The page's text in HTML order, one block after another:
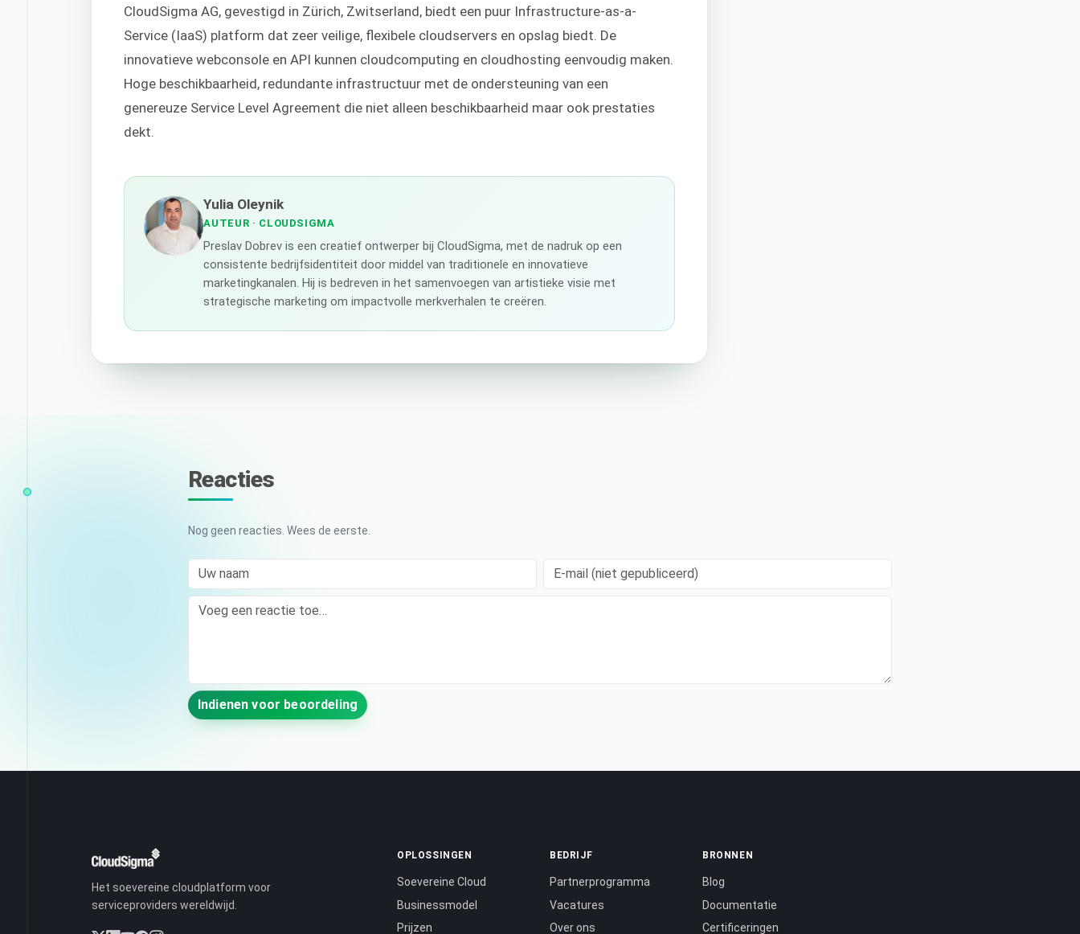
CloudSigma AG, gevestigd in Zürich, Zwitserland, biedt een puur Infrastructure-as-a-
Service (IaaS) platform dat zeer veilige, flexibele cloudservers en opslag biedt. De
innovatieve webconsole en API kunnen cloudcomputing en cloudhosting eenvoudig maken.
Hoge beschikbaarheid, redundante infrastructuur met de ondersteuning van een
genereuze Service Level Agreement die niet alleen beschikbaarheid maar ook prestaties
dekt.
Yulia Oleynik
AUTEUR · CLOUDSIGMA
Preslav Dobrev is een creatief ontwerper bij CloudSigma, met de nadruk op een
consistente bedrijfsidentiteit door middel van traditionele en innovatieve
marketingkanalen. Hij is bedreven in het samenvoegen van artistieke visie met
strategische marketing om impactvolle merkverhalen te creëren.
Reacties
Nog geen reacties. Wees de eerste.
Uw naam E-mail (niet gepubliceerd)
Comment
Indienen voor beoordeling
Het soevereine cloudplatform voor
serviceproviders wereldwijd.
OPLOSSINGEN
Soevereine Cloud
Businessmodel
Prijzen
BEDRIJF
Partnerprogramma
Vacatures
Over ons
BRONNEN
Blog
Documentatie
Certificeringen